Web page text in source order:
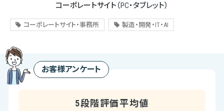
コーポレートサイト （PC・タブレット）
コーポレートサイト・事務所 製造・開発・IT・AI
お客様アンケート
5段階評価平均値